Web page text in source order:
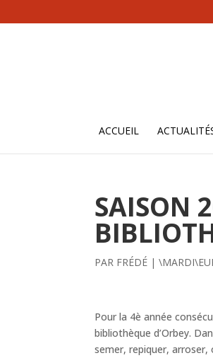
ACCUEIL
SAISON
PAR FRÉDÉ |
Pour la 4è année
bibliothèque d’Orbey.
semer, repiquer,